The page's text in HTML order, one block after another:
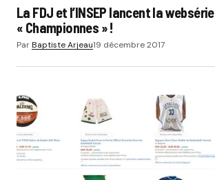
La FDJ et l’INSEP lancent la websérie
« Championnes » !
ParBaptiste Arjeau19 décembre 2017